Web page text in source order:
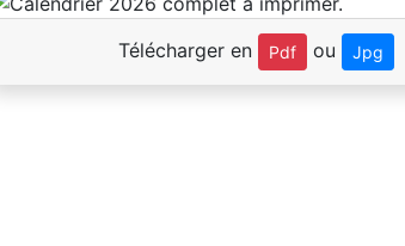
Télécharger en Pdf ou Jpg